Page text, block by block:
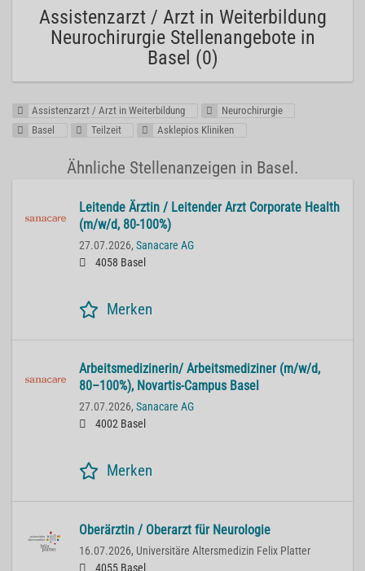
Assistenzarzt / Arzt in Weiterbildung
Neurochirurgie Stellenangebote in
Basel (0)
Assistenzarzt / Arzt in Weiterbildung
Neurochirurgie
Basel
Teilzeit Asklepios Kliniken
Ähnliche Stellenanzeigen in Basel.
Lei­ten­de Ärz­tin / Lei­ten­der Arzt Cor­po­ra­te He­alth
(m/w/d, 80-100%)
27.07.2026, Sanacare AG
4058 Basel
Merken
Ar­beits­me­di­zi­ne­rin/ Ar­beits­me­di­zi­ner (m/w/d,
80–100%), No­var­tis-Cam­pus Basel
27.07.2026, Sanacare AG
4002 Basel
Merken
Oberärztin / Oberarzt für Neurologie
16.07.2026, Universitäre Altersmedizin Felix Platter